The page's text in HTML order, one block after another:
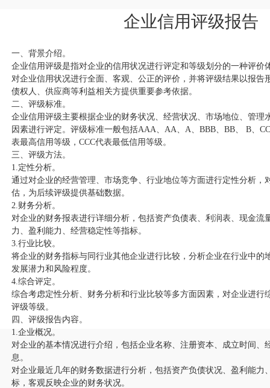
企业信用评级报告
一、背景介绍。
企业信用评级是指对企业的信用状况进行评定和等级划分的一种评价
对企业信用状况进行全面、客观、公正的评价，并将评级结果以报告
债权人、供应商等利益相关方提供重要参考依据。
二、评级标准。
企业信用评级主要根据企业的财务状况、经营状况、市场地位、管理
因素进行评定。评级标准一般包括AAA、AA、A、BBB、BB、 B、
表最高信用等级，CCC代表最低信用等级。
三、评级方法。
1.定性分析。
通过对企业的经营管理、市场竞争、行业地位等方面进行定性分析，
估，为后续评级提供基础数据。
2.财务分析。
对企业的财务报表进行详细分析，包括资产负债表、利润表、现金流
力、盈利能力、经营稳定性等指标。
3.行业比较。
将企业的财务指标与同行业其他企业进行比较，分析企业在行业中的
发展潜力和风险程度。
4.综合评定。
综合考虑定性分析、财务分析和行业比较等多方面因素，对企业进行
评级等级。
四、评级报告内容。
1.企业概况。
对企业的基本情况进行介绍，包括企业名称、注册资本、成立时间、
息。
对企业最近几年的财务数据进行分析，包括资产负债状况、盈利能力
标，客观反映企业的财务状况。